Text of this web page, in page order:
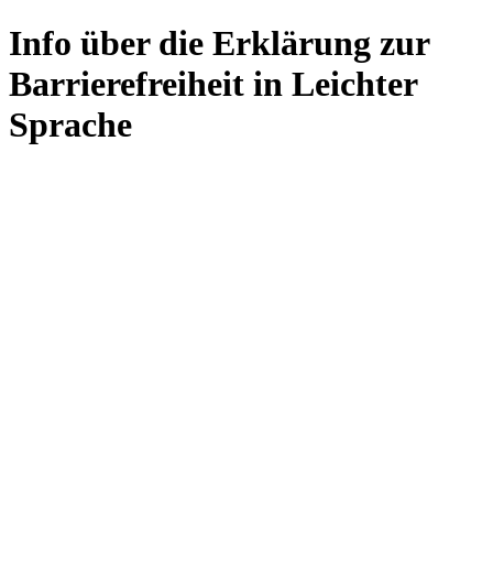
Info über die Erklärung zur
Barrierefreiheit in Leichter
Sprache